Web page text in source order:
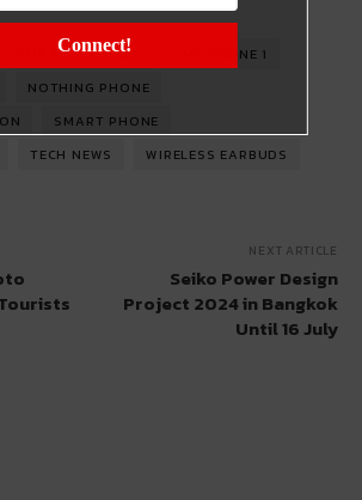
CMF BY NOTHING
CMF PHONE 1
NOTHING PHONE
SMART PHONE
TECH NEWS WIRELESS EARBUDS
NEXT ARTICLE
Seiko Power Design
Project 2024 in Bangkok
Until 16 July
Connect!